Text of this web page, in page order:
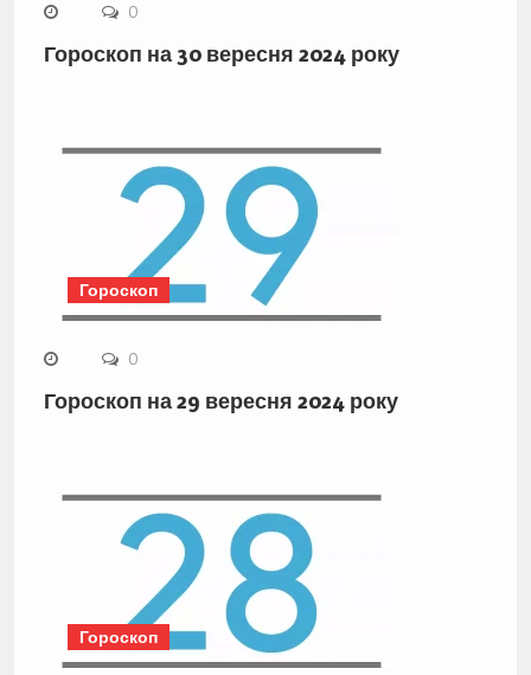
0
Гороскоп на 30 вересня 2024 року
Гороскоп
0
Гороскоп на 29 вересня 2024 року
Гороскоп